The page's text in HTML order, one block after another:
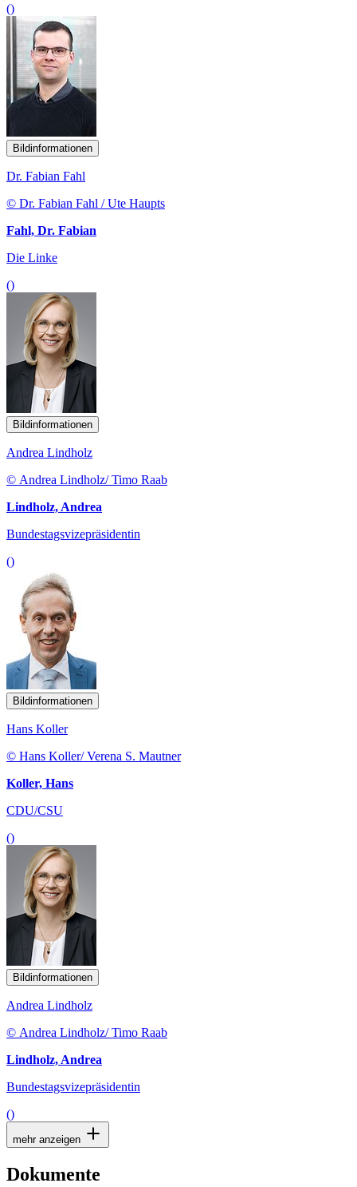
()
Bildinformationen
Dr. Fabian Fahl
© Dr. Fabian Fahl / Ute Haupts
Fahl, Dr. Fabian
Die Linke
()
Bildinformationen
Andrea Lindholz
© Andrea Lindholz/ Timo Raab
Lindholz, Andrea
Bundestagsvizepräsidentin
()
Bildinformationen
Hans Koller
© Hans Koller/ Verena S. Mautner
Koller, Hans
CDU/CSU
()
Bildinformationen
Andrea Lindholz
© Andrea Lindholz/ Timo Raab
Lindholz, Andrea
Bundestagsvizepräsidentin
()
mehr anzeigen
Dokumente